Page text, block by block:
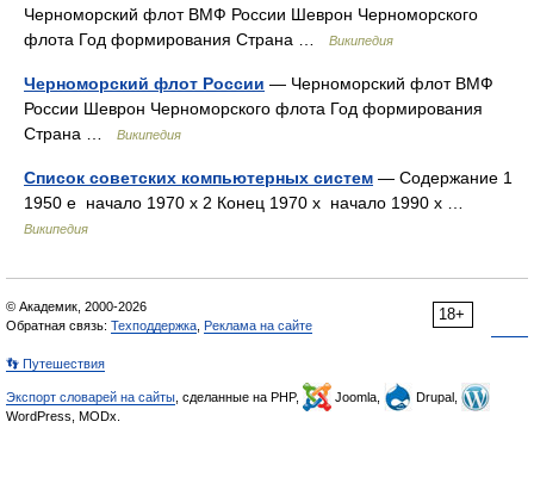
Черноморский флот ВМФ России Шеврон Черноморского
флота Год формирования Страна …
Википедия
Черноморский флот России — Черноморский флот ВМФ
России Шеврон Черноморского флота Год формирования
Страна …
Википедия
Список советских компьютерных систем — Содержание 1
1950 е начало 1970 х 2 Конец 1970 х начало 1990 х …
Википедия
18+
© Академик, 2000-2026
Обратная связь: Техподдержка Реклама на сайте
👣 Путешествия
Экспорт словарей на сайты , сделанные на PHP, Joomla,
Drupal,
WordPress, MODx.